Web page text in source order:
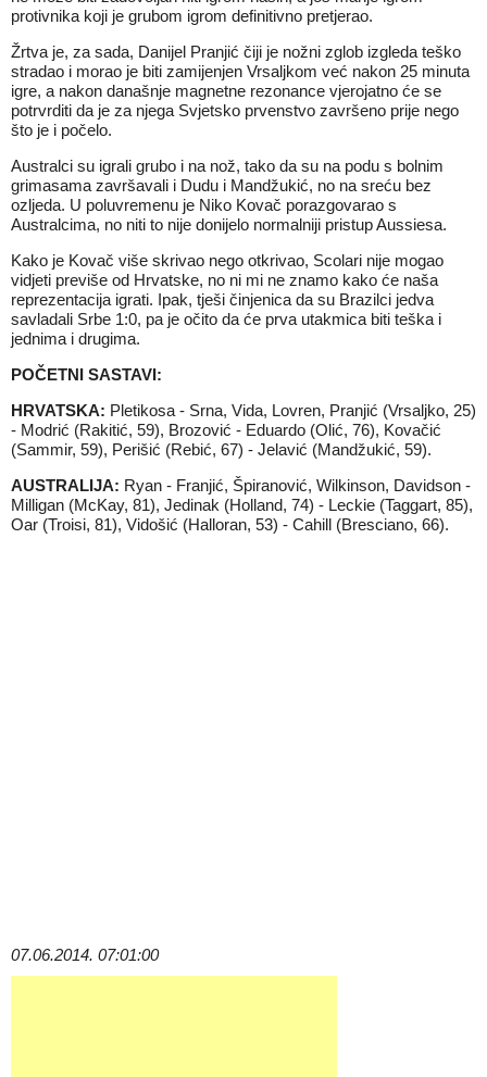
protivnika koji je grubom igrom definitivno pretjerao.
Žrtva je, za sada, Danijel Pranjić čiji je nožni zglob izgleda teško
stradao i morao je biti zamijenjen Vrsaljkom već nakon 25 minuta
igre, a nakon današnje magnetne rezonance vjerojatno će se
potrvrditi da je za njega Svjetsko prvenstvo završeno prije nego
što je i počelo.
Australci su igrali grubo i na nož, tako da su na podu s bolnim
grimasama završavali i Dudu i Mandžukić, no na sreću bez
ozljeda. U poluvremenu je Niko Kovač porazgovarao s
Australcima, no niti to nije donijelo normalniji pristup Aussiesa.
Kako je Kovač više skrivao nego otkrivao, Scolari nije mogao
vidjeti previše od Hrvatske, no ni mi ne znamo kako će naša
reprezentacija igrati. Ipak, tješi činjenica da su Brazilci jedva
savladali Srbe 1:0, pa je očito da će prva utakmica biti teška i
jednima i drugima.
POČETNI SASTAVI:
HRVATSKA: Pletikosa - Srna, Vida, Lovren, Pranjić (Vrsaljko, 25)
- Modrić (Rakitić, 59), Brozović - Eduardo (Olić, 76), Kovačić
(Sammir, 59), Perišić (Rebić, 67) - Jelavić (Mandžukić, 59).
AUSTRALIJA: Ryan - Franjić, Špiranović, Wilkinson, Davidson -
Milligan (McKay, 81), Jedinak (Holland, 74) - Leckie (Taggart, 85),
Oar (Troisi, 81), Vidošić (Halloran, 53) - Cahill (Bresciano, 66).
07.06.2014. 07:01:00